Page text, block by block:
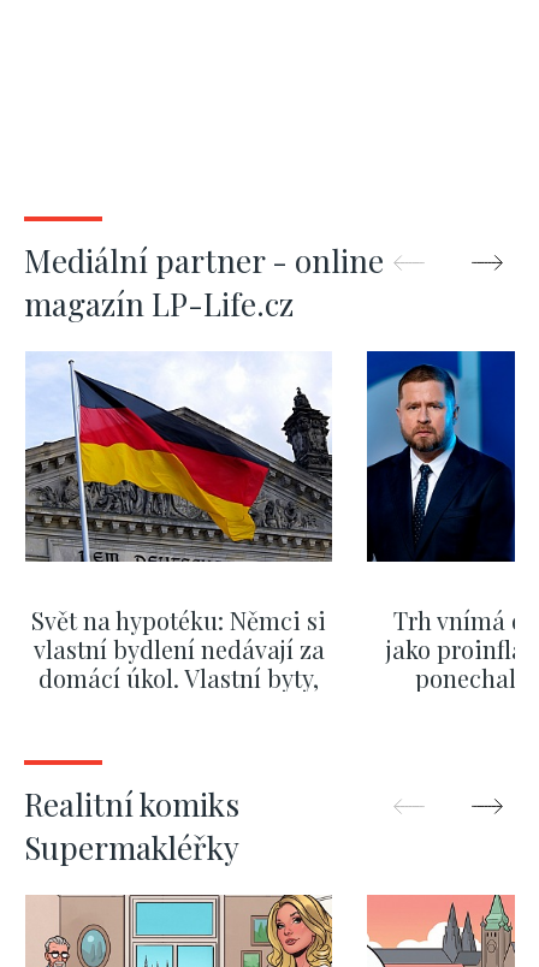
Mediální partner - online
magazín LP-Life.cz
Svět na hypotéku: Němci si
vlastní bydlení nedávají za
domácí úkol. Vlastní byty,
Trh vnímá
jako
ponechali
Realitní komiks
Supermakléřky